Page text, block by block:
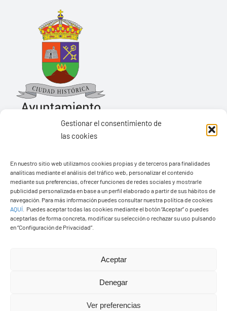
Gestionar el consentimiento de
las cookies
En nuestro sitio web utilizamos cookies propias y de terceros para finalidades
analíticas mediante el análisis del tráfico web, personalizar el contenido
mediante sus preferencias, ofrecer funciones de redes sociales y mostrarle
publicidad personalizada en base a un perfil elaborado a partir de sus hábitos de
navegación. Para más información puedes consultar nuestra política de cookies
AQUÍ
Puedes aceptar todas las cookies mediante el botón “Aceptar” o puedes
aceptarlas de forma concreta, modificar su selección o rechazar su uso pulsando
en “Configuración de Privacidad”.
Aceptar
Denegar
Ver preferencias
Pza. de Los Remedios, 1
35570 – Yaiza
Tel:928 83 62 20
© Copyright2026 Ayuntamiento de Yaiza - Todos los